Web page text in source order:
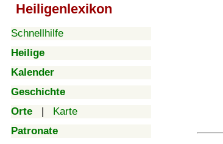
Heiligenlexikon
Schnellhilfe
Heilige
Kalender
Geschichte
Orte | Karte
Patronate